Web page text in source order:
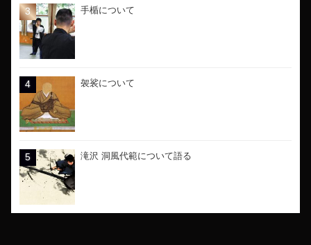
手楯について
袈裟について
滝沢 洞風代範について語る